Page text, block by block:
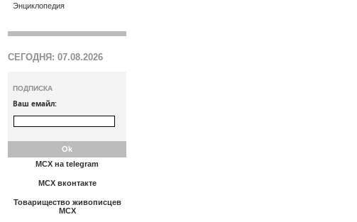
Энциклопедия
СЕГОДНЯ: 07.08.2026
ПОДПИСКА
Ваш емайл:
МСХ на telegram
МСХ вконтакте
Товарищество живописцев
МСХ